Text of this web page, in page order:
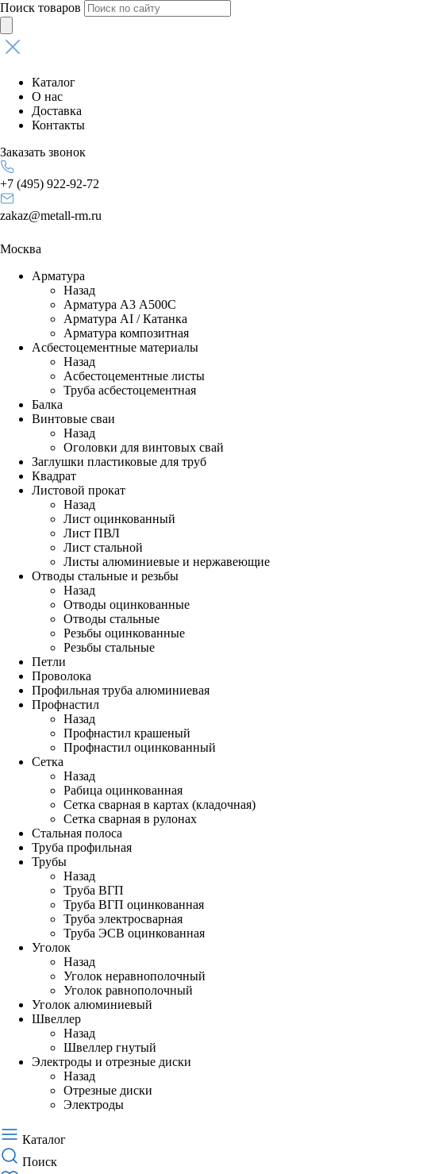
Поиск товаров
Каталог
О нас
Доставка
Контакты
Заказать звонок
+7 (495) 922-92-72
zakaz@metall-rm.ru
Москва
Арматура
Назад
Арматура А3 А500С
Арматура АI / Катанка
Арматура композитная
Асбестоцементные материалы
Назад
Асбестоцементные листы
Труба асбестоцементная
Балка
Винтовые сваи
Назад
Оголовки для винтовых свай
Заглушки пластиковые для труб
Квадрат
Листовой прокат
Назад
Лист оцинкованный
Лист ПВЛ
Лист стальной
Листы алюминиевые и нержавеющие
Отводы стальные и резьбы
Назад
Отводы оцинкованные
Отводы стальные
Резьбы оцинкованные
Резьбы стальные
Петли
Проволока
Профильная труба алюминиевая
Профнастил
Назад
Профнастил крашеный
Профнастил оцинкованный
Сетка
Назад
Рабица оцинкованная
Сетка сварная в картах (кладочная)
Сетка сварная в рулонах
Стальная полоса
Труба профильная
Трубы
Назад
Труба ВГП
Труба ВГП оцинкованная
Труба электросварная
Труба ЭСВ оцинкованная
Уголок
Назад
Уголок неравнополочный
Уголок равнополочный
Уголок алюминиевый
Швеллер
Назад
Швеллер гнутый
Электроды и отрезные диски
Назад
Отрезные диски
Электроды
Каталог
Поиск